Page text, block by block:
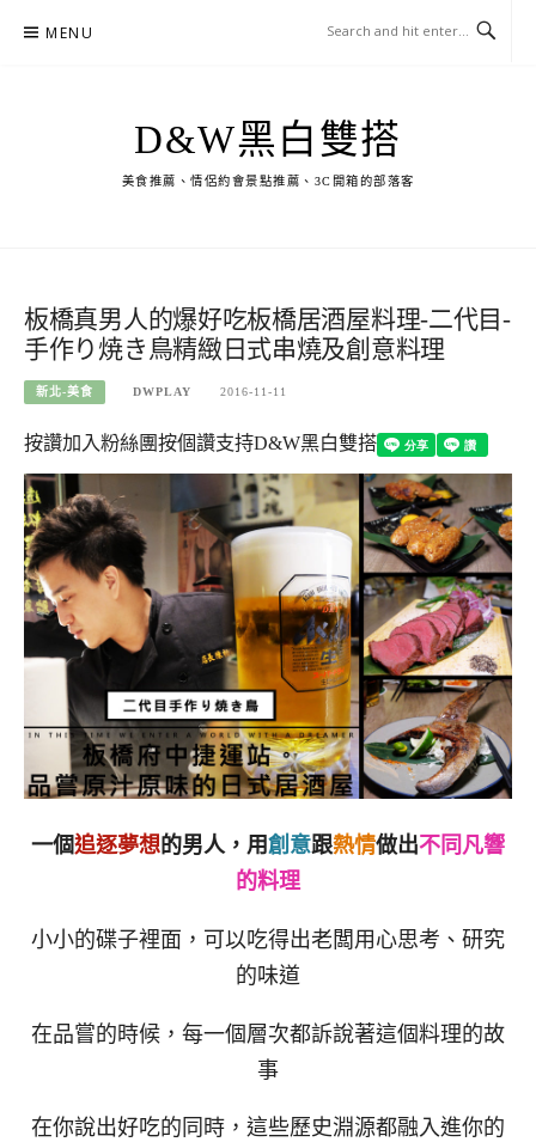
MENU
D&W黑白雙搭
美食推薦、情侶約會景點推薦、3C開箱的部落客
板橋真男人的爆好吃板橋居酒屋料理-二代目-
手作り焼き鳥精緻日式串燒及創意料理
新北-美食 DWPLAY 2016-11-11
按讚加入粉絲團按個讚支持D&W黑白雙搭
一個追逐夢想的男人，用創意跟熱情做出不同凡響
的料理
小小的碟子裡面，可以吃得出老闆用心思考、研究
的味道
在品嘗的時候，每一個層次都訴說著這個料理的故
事
在你說出好吃的同時，這些歷史淵源都融入進你的